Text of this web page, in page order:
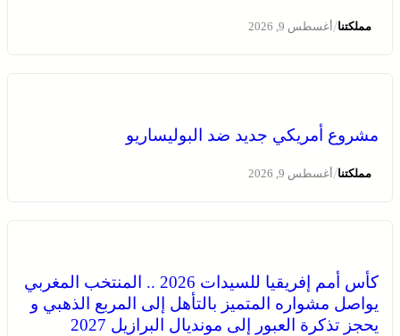
مملكتنا/أغسطس 9, 2026
مشروع أمريكي جديد ضد البوليساريو
مملكتنا/أغسطس 9, 2026
كأس أمم إفريقيا للسيدات 2026 .. المنتخب المغربي
يواصل مشواره المتميز بالتأهل إلى المربع الذهبي و
يحجز تذكرة العبور إلى مونديال البرازيل 2027
“الداخلية” تتعقب تحركات انتخابية مبكرة